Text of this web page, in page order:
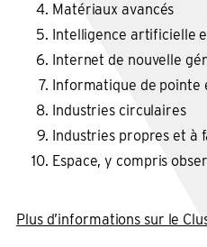
Matériaux avancés
Intelligence artificielle
Internet de nouvelle
Informatique de pointe
Industries circulaires
Industries propres et à
Espace, y compris
Plus d’informations sur le